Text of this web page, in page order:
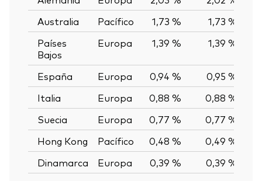
Australia
Pacífico 1,73 % 1,73 %
Países
Bajos
Europa 1,39 % 1,39 %
España Europa 0,94 % 0,95 %
Italia
Europa 0,88 % 0,88 %
Suecia
Europa 0,77 % 0,77 %
Hong Kong
Pacífico 0,48 % 0,49 %
Dinamarca
Europa 0,39 % 0,39 %